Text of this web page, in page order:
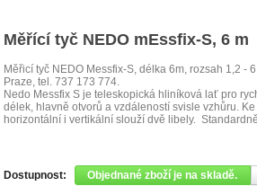
Měřící tyč NEDO mEssfix-S, 6 m
Měřicí tyč NEDO Messfix-S, délka 6m, rozsah 1,2 -
Praze, tel. 737 173 774.
Nedo Messfix S je teleskopická hliníková lať pro
délek, hlavně otvorů a vzdáleností svisle vzhůru.
horizontální i vertikální slouží dvě libely.
Dostupnost: Objednané zboží je na skladě.